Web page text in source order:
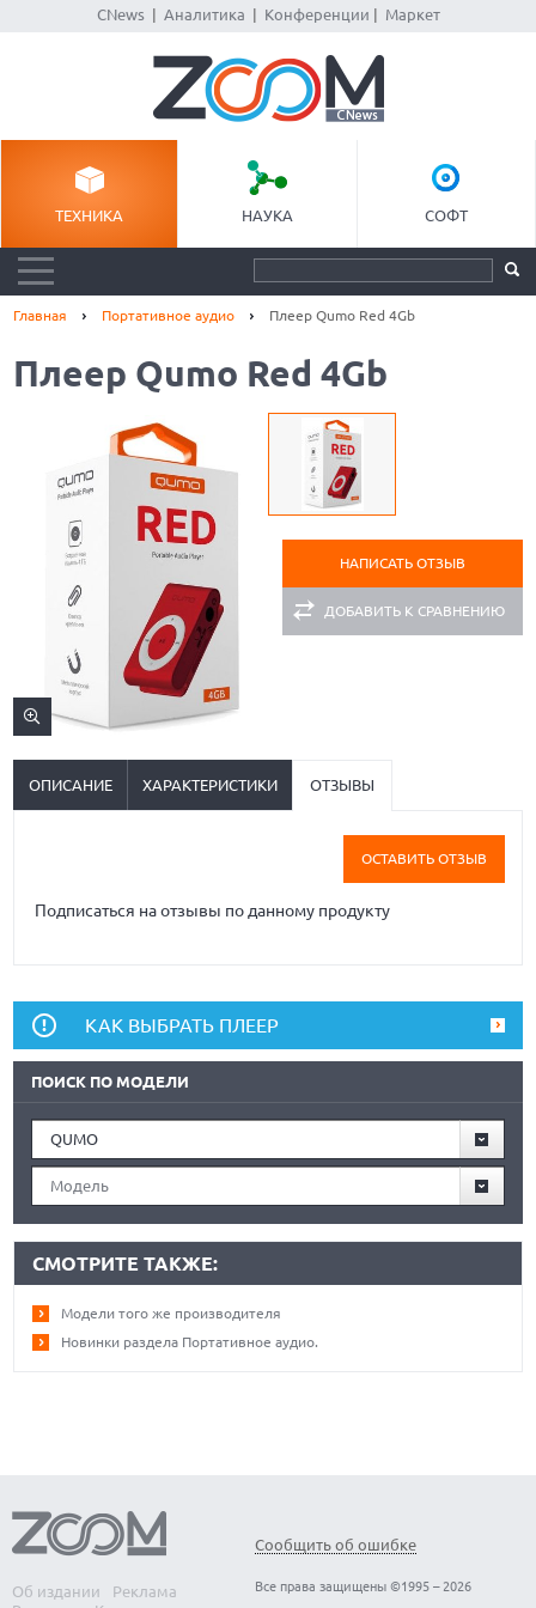
CNews| Аналитика Конференции Маркет
ТЕХНИКА НАУКА СОФТ
Главная Портативное аудио Плеер Qumo Red 4Gb
Плеер Qumo Red 4Gb
НАПИСАТЬ ОТЗЫВ
ДОБАВИТЬ К СРАВНЕНИЮ
ОПИСАНИЕ ХАРАКТЕРИСТИКИ ОТЗЫВЫ
ОСТАВИТЬ ОТЗЫВ
Подписаться на отзывы по данному продукту
КАК ВЫБРАТЬ ПЛЕЕР
ПОИСК ПО МОДЕЛИ
QUMO
Модель
СМОТРИТЕ ТАКЖЕ:
Модели того же производителя
Новинки раздела Портативное аудио.
Об издании
Реклама
Сообщить об ошибке
Все права защищены ©1995 – 2026